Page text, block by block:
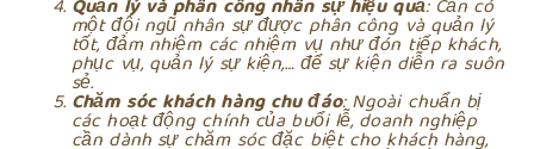
Quản lý và phân công nhân sự hiệu quả: Cần có
một đội ngũ nhân sự được phân công và quản lý
tốt, đảm nhiệm các nhiệm vụ như đón tiếp khách,
phục vụ, quản lý sự kiện,… để sự kiện diễn ra suôn
sẻ.
Chăm sóc khách hàng chu đáo: Ngoài chuẩn bị
các hoạt động chính của buổi lễ, doanh nghiệp
cần dành sự chăm sóc đặc biệt cho khách hàng,